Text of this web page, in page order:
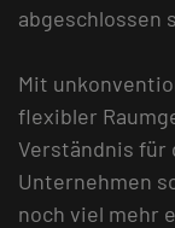
abgeschlossen
Mit
flexibler
Verständnis für
Unternehmen
noch viel mehr